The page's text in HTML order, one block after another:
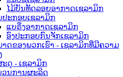
ໄມ້ບັນທັດລອຍອາກາດເຊລາມິກ
ະກອບເຊລາມິກ
ແບຣິ່ງອາກາດເຊລາມິກ
ອົງປະກອບກົນຈັກເຊລາມິກ
ດຂອງພວກເຮົາ - ເຊລາມິກທີ່ມີຄວາມ
ດຸ - ເຊລາມິກ
ວນການຜະລິດ